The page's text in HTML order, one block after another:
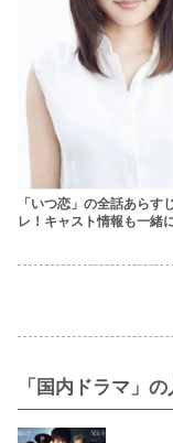
「いつ恋」の全話あらす
レ！キャスト情報も一緒
「国内ドラマ」